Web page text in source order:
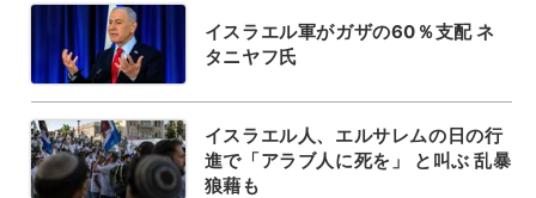
イスラエル軍がガザの60％支配 ネ
タニヤフ氏
イスラエル人、エルサレムの日の行
進で「アラブ人に死を」 と叫ぶ 乱暴
狼藉も